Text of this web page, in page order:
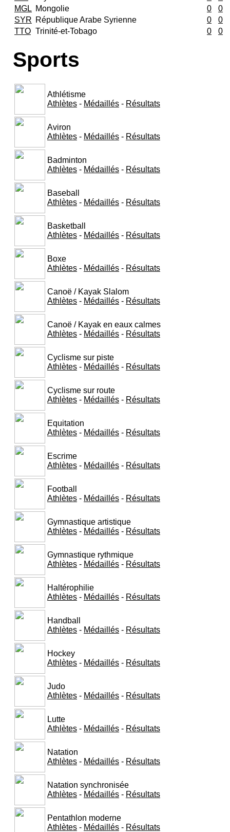
MGL Mongolie 0
0
SYR République Arabe Syrienne 0
0
TTO Trinité-et-Tobago 0 0
Sports
Athlétisme
Athlètes - Médaillés - Résultats
Aviron
Athlètes - Médaillés - Résultats
Badminton
Athlètes - Médaillés - Résultats
Baseball
Athlètes - Médaillés - Résultats
Basketball
Athlètes - Médaillés - Résultats
Boxe
Athlètes - Médaillés - Résultats
Canoë / Kayak Slalom
Athlètes - Médaillés - Résultats
Canoë / Kayak en eaux calmes
Athlètes - Médaillés - Résultats
Cyclisme sur piste
Athlètes - Médaillés - Résultats
Cyclisme sur route
Athlètes - Médaillés - Résultats
Equitation
Athlètes - Médaillés - Résultats
Escrime
Athlètes - Médaillés - Résultats
Football
Athlètes - Médaillés - Résultats
Gymnastique artistique
Athlètes - Médaillés - Résultats
Gymnastique rythmique
Athlètes - Médaillés - Résultats
Haltérophilie
Athlètes - Médaillés - Résultats
Handball
Athlètes - Médaillés - Résultats
Hockey
Athlètes - Médaillés - Résultats
Judo
Athlètes - Médaillés - Résultats
Lutte
Athlètes - Médaillés - Résultats
Natation
Athlètes - Médaillés - Résultats
Natation synchronisée
Athlètes - Médaillés - Résultats
Pentathlon moderne
Athlètes - Médaillés - Résultats